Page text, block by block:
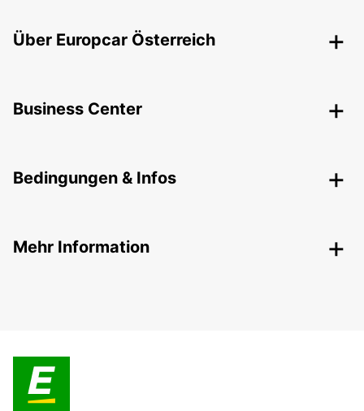
Über Europcar Österreich
Business Center
Bedingungen & Infos
Mehr Information